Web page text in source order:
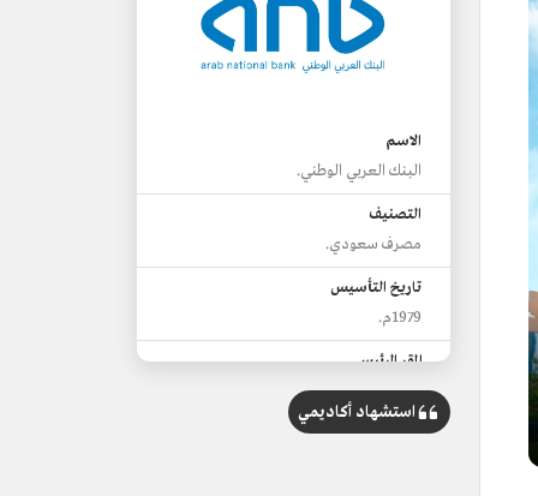
الاسم
البنك العربي الوطني.
التصنيف
مصرف سعودي.
تاريخ التأسيس
1979م.
المقر الرئيس
الرياض.
رأسمال البنك
استشهاد أكاديمي